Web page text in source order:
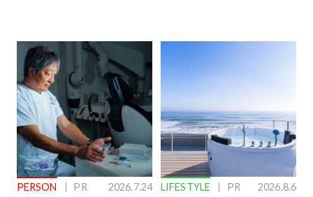
PERSON PR 2026.7.24 LIFESTYLE PR 2026.8.6